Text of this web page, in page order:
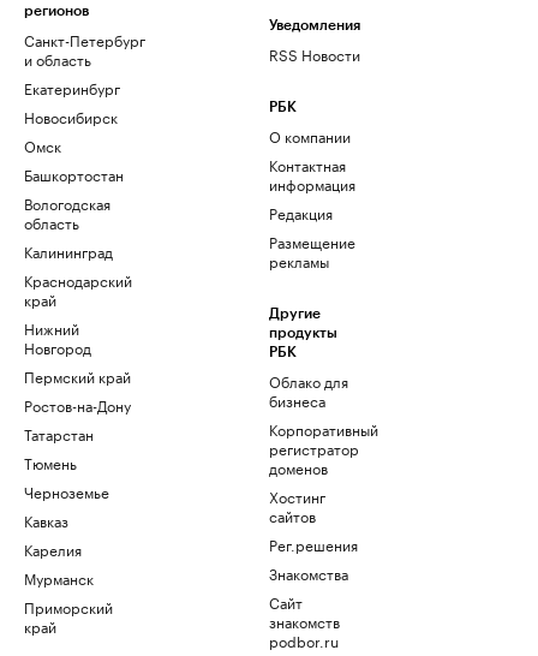
регионов
Санкт-Петербург
и область
Екатеринбург
Новосибирск
Омск
Башкортостан
Вологодская
область
Калининград
Краснодарский
край
Нижний
Новгород
Пермский край
Ростов-на-Дону
Татарстан
Тюмень
Черноземье
Кавказ
Карелия
Мурманск
Приморский
край
Уведомления
RSS Новости
РБК
О компании
Контактная
информация
Редакция
Размещение
рекламы
Другие
продукты
РБК
Облако для
бизнеса
Корпоративный
регистратор
доменов
Хостинг
сайтов
Рег.решения
Знакомства
Сайт
знакомств
podbor.ru